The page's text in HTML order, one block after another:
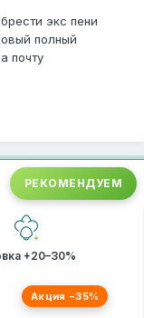
экс пени
полный
почту
РЕКОМЕНДУЕМ
+20–30%
Акция −35%